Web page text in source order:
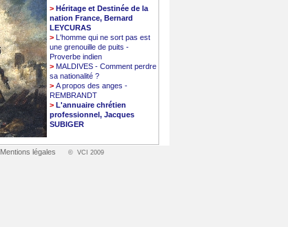
> Héritage et Destinée de la
nation France, Bernard
LEYCURAS
> L'homme qui ne sort pas est
une grenouille de puits -
Proverbe indien
> MALDIVES - Comment perdre
sa nationalité ?
> A propos des anges -
REMBRANDT
> L'annuaire chrétien
professionnel, Jacques
SUBIGER
Mentions légales © VCI 2009